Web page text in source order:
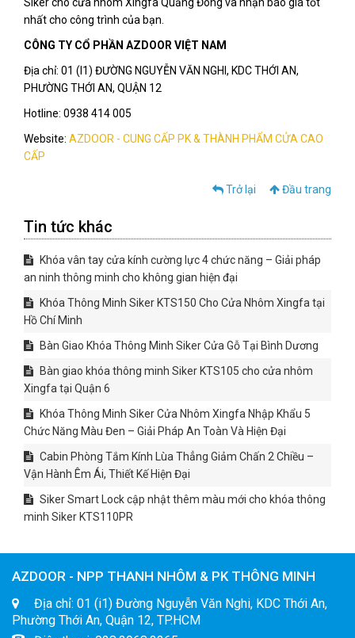
nhất cho công trình của bạn.
CÔNG TY CỔ PHẦN AZDOOR VIỆT NAM
Địa chỉ: 01 (I1) ĐƯỜNG NGUYỄN VĂN NGHI, KDC THỚI AN,
PHƯỜNG THỚI AN, QUẬN 12
Hotline: 0938 414 005
Website: AZDOOR - CUNG CẤP PK & THÀNH PHẨM CỬA CAO
CẤP
Trở lại Đầu trang
Tin tức khác
Khóa vân tay cửa kính cường lực 4 chức năng – Giải pháp
an ninh thông minh cho không gian hiện đại
Khóa Thông Minh Siker KTS150 Cho Cửa Nhôm Xingfa tại
Hồ Chí Minh
Bàn Giao Khóa Thông Minh Siker Cửa Gỗ Tại Bình Dương
Bàn giao khóa thông minh Siker KTS105 cho cửa nhôm
Xingfa tại Quận 6
Khóa Thông Minh Siker Cửa Nhôm Xingfa Nhập Khẩu 5
Chức Năng Màu Đen – Giải Pháp An Toàn Và Hiện Đại
Cabin Phòng Tắm Kính Lùa Thẳng Giảm Chấn 2 Chiều –
Vận Hành Êm Ái, Thiết Kế Hiện Đại
Siker Smart Lock cập nhật thêm màu mới cho khóa thông
minh Siker KTS110PR
AZDOOR - NPP THANH NHÔM & PK THÔNG MINH
Địa chỉ: 01 (i1) Đường Nguyễn Văn Nghi, KDC Thới An,
Phường Thới An, Quận 12, TP.HCM